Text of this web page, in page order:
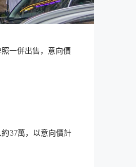
一併出售，意向價
37萬，以意向價計